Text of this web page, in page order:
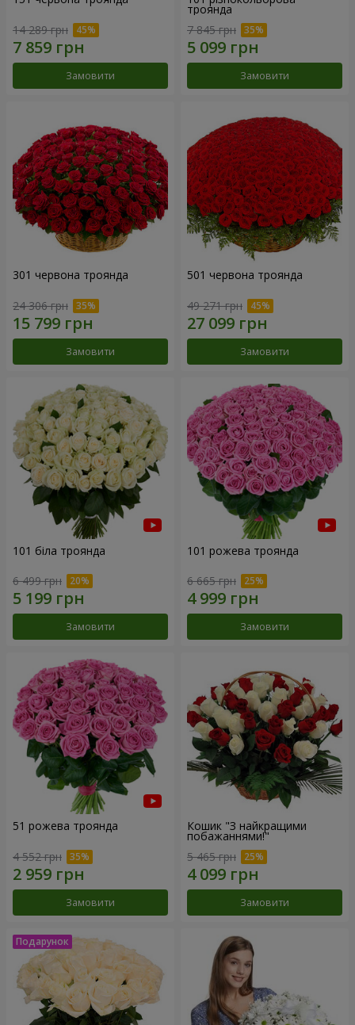
14 289 грн
Замовити
троянда
7 845 грн
Замовити
301 червона троянда
24 306 грн
Замовити
501 червона троянда
49 271 грн
Замовити
101 біла троянда
6 499 грн
Замовити
101 рожева троянда
6 665 грн
Замовити
51 рожева троянда
4 552 грн
Замовити
Кошик "З найкращими
побажаннями!"
5 465 грн
Замовити